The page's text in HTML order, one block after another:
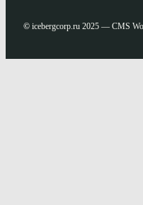
© icebergcorp.ru 2025 — CMS